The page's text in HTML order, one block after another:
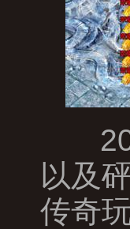
以及
传奇